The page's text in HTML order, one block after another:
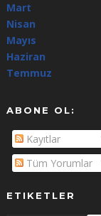
Mart
Nisan
Mayıs
Haziran
Temmuz
ABONE OL:
Kayıtlar
Tüm Yorumlar
ETIKETLER